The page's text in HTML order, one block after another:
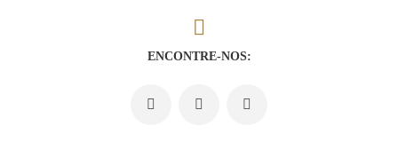
ENCONTRE-NOS: